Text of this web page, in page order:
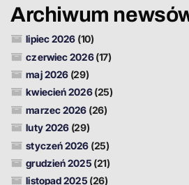
Archiwum
lipiec 2026 (10)
czerwiec 2026(17)
maj 2026 (29)
kwiecień 2026(25)
marzec 2026 (26)
luty 2026 (29)
styczeń 2026 (25)
grudzień 2025 (21)
listopad 2025 (26)